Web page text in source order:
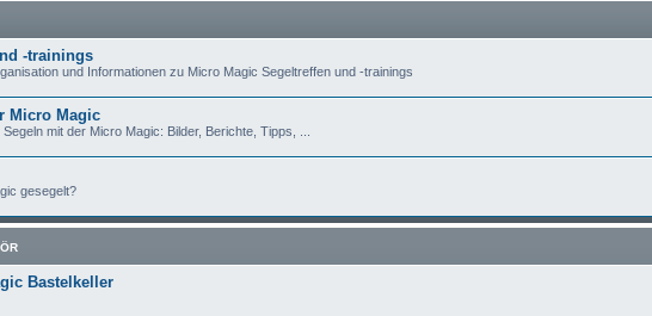
-trainings
und Informationen zu Micro Magic Segeltreffen und -trainings
Micro Magic
mit der Micro Magic: Bilder, Berichte, Tipps, ...
gesegelt?
Bastelkeller